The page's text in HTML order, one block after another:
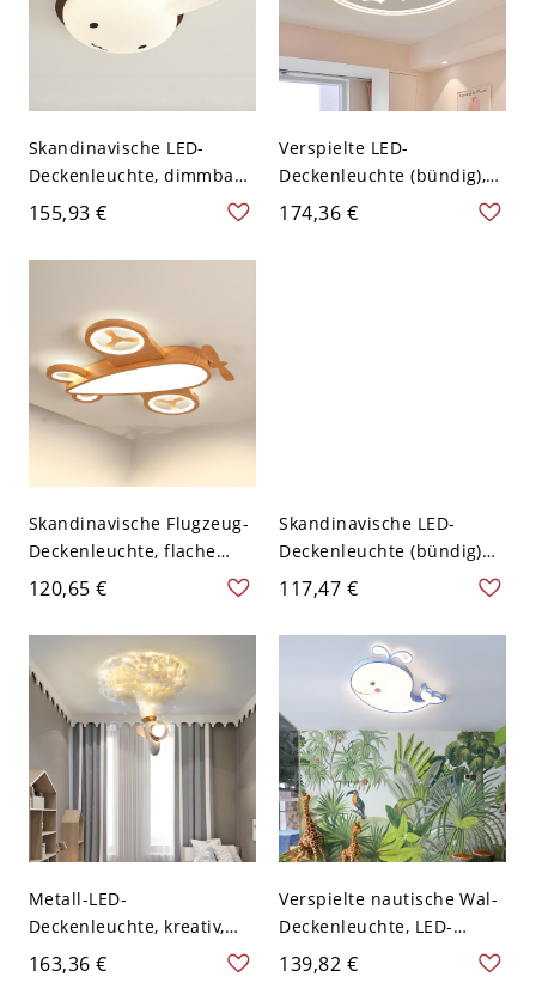
Skandinavische LED-
Deckenleuchte, dimmbare
kreative Leuchte mit
Holzton-Akzent,
einstellbare
Kinderzimmer und
Schlafzimmer - 110V-120V
Dreistufiges Dimmen
Hase Walnuss Farbe
155,93 €
Verspielte LED-
Deckenleuchte (bündig),
kreative 3D-Cartoon-
Leuchte fürs
174,36 €
Skandinavische Flugzeug-
Deckenleuchte, flache
LED-Deckenlampe für
Kinder mit Holzoptik fürs
Kinderzimmer - Natürlich
110V-120V 48,26 cm
Weißlicht
120,65 €
Skandinavische LED-
Deckenleuchte (bündig)
mit Holzgeweih-Akzent für
Kinderzimmer oder
Schlafzimmer - Weiß
110V-120V Klein Weißlicht
117,47 €
Metall-LED-
Deckenleuchte, kreativ,
Kinderzimmer, weiß -
Weiß 110V-120V 1
163,36 €
Verspielte nautische Wal-
Deckenleuchte, LED-
Deckenlampe für
Kinderzimmer &
139,82 €